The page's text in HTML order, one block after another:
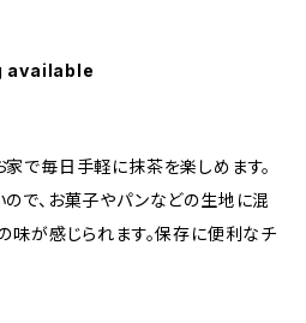
available
で毎日手軽に抹茶を楽しめます。
で、お菓子やパンなどの生地に混
味が感じられます。保存に便利なチ